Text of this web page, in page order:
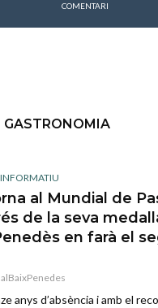
COMENTARI
GASTRONOMIA
al Mundial de
de la seva
en farà el
anys d’absència i amb el